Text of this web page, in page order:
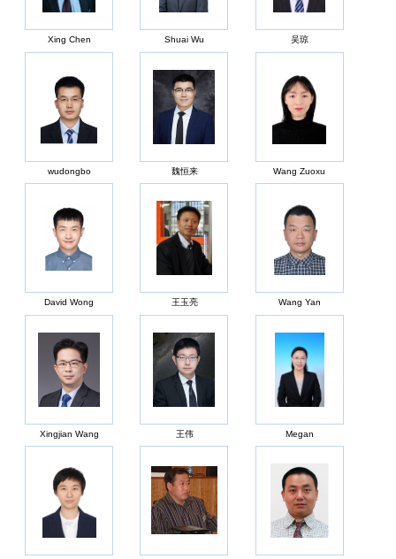
Xing Chen Shuai Wu 吴琼
wudongbo 魏恒来 Wang Zuoxu
David Wong 王玉亮 Wang Yan
Xingjian Wang 王伟 Megan